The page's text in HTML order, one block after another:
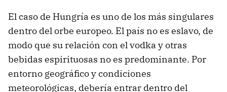
El caso de Hungría es uno de los más singulares
dentro del orbe europeo. El país no es eslavo, de
modo que su relación con el vodka y otras
bebidas espirituosas no es predominante. Por
entorno geográfico y condiciones
meteorológicas, debería entrar dentro del